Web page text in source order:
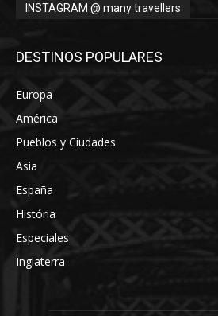
INSTAGRAM @ many travellers
DESTINOS POPULARES
Europa
América
Pueblos y Ciudades
Asia
España
História
Especiales
Inglaterra